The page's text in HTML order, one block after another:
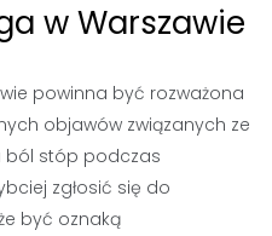
w Warszawie
powinna być rozważona
objawów związanych ze
ból stóp podczas
zgłosić się do
być oznaką